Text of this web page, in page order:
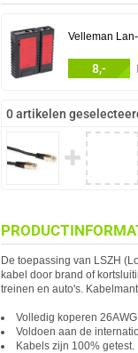
Velleman
8,-
0 artikelen
✚
De toepassing van LSZH
kabel door brand of
treinen en auto's.
Volledig koperen
Voldoen aan de
Kabels zijn 100% getest.